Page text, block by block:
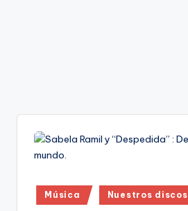
Publicado
en
Música Nuestros discos